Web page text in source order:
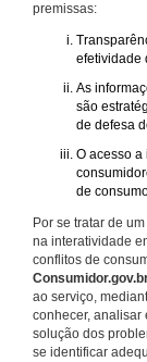
premissas:
efetividade
As
são
de defesa
O acesso
de
Por se tratar de
na interatividade
conflitos de
ao serviço,
conhecer, analisar
solução dos
se identificar